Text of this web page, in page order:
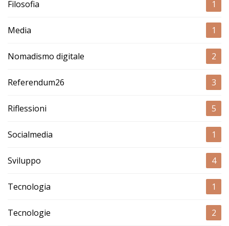
Filosofia 1
Media 1
Nomadismo digitale 2
Referendum26 3
Riflessioni 5
Socialmedia 1
Sviluppo 4
Tecnologia 1
Tecnologie 2